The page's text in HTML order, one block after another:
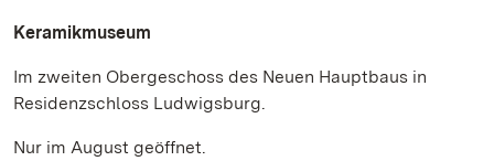
Keramikmuseum
Im zweiten Obergeschoss des Neuen Hauptbaus in
Residenzschloss Ludwigsburg.
Nur im August geöffnet.